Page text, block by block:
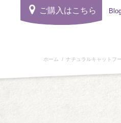
ご購入はこちら
ホーム ナチュラルキャットフ